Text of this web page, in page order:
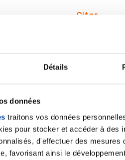
Détails
données
traitons vos données
pour stocker et accéder à des
d'effectuer des
favorisant ainsi le
Citer
Bonjour,
Pour avoir l'esprit
serait-ce que pour lui dire
sang étai désormais sur
lever un doute consécutif